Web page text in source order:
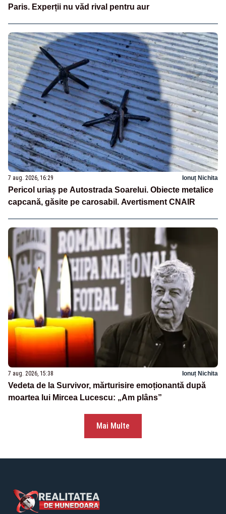
Paris. Experții nu văd rival pentru aur
7 aug. 2026, 16:29 Ionuț Nichita
Pericol uriaș pe Autostrada Soarelui. Obiecte metalice
capcană, găsite pe carosabil. Avertisment CNAIR
7 aug. 2026, 15:38 Ionuț Nichita
Vedeta de la Survivor, mărturisire emoționantă după
moartea lui Mircea Lucescu: „Am plâns”
Mai Multe